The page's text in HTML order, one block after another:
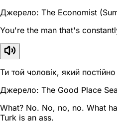
Джерело: The Economist
You're the man that's
Ти той чоловік, який
Джерело: The Good Place
What? No. No, no, no. What
Turk is an ass.